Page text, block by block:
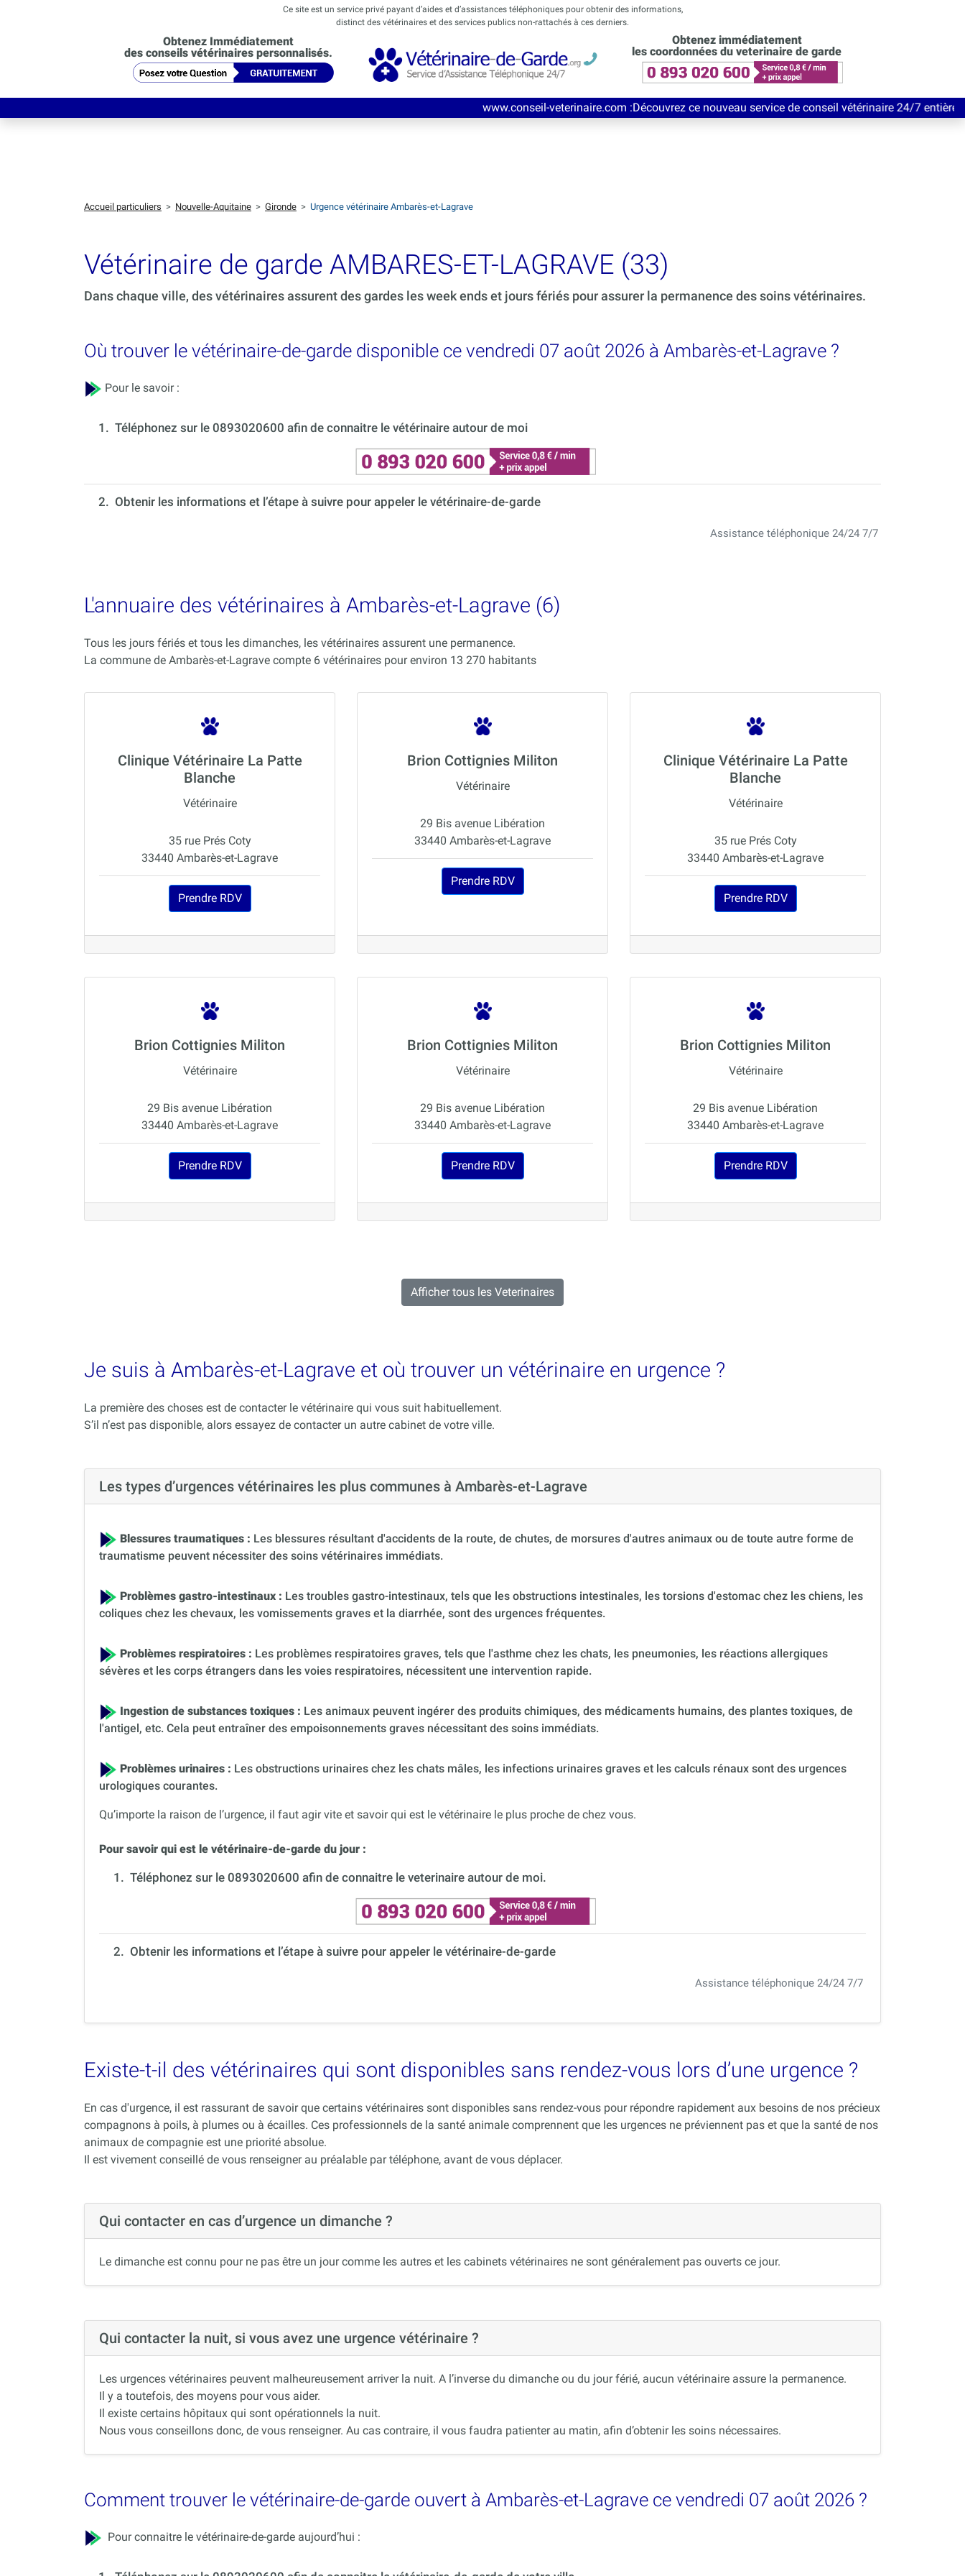
Ce site est un service privé payant d’aides et d’assistances téléphoniques pour obtenir des informations,
distinct des vétérinaires et des services publics non-rattachés à ces derniers.
Obtenez Immédiatement
des conseils vétérinaires personnalisés.
Obtenez immédiatement
les coordonnées du veterinaire de garde
www.conseil-veterinaire.com:Découvrez ce nouveau service de conseil vétérinaire 24/7 entièrement Gratuit
Accueil particuliers > Nouvelle-Aquitaine > Gironde > Urgence vétérinaire Ambarès-et-Lagrave
Vétérinaire de garde AMBARES-ET-LAGRAVE (33)
Dans chaque ville, des vétérinaires assurent des gardes les week ends et jours fériés pour assurer la permanence des soins vétérinaires.
Où trouver le vétérinaire-de-garde disponible ce vendredi 07 août 2026 à Ambarès-et-Lagrave ?
Pour le savoir :
1. Téléphonez sur le 0893020600 afin de connaitre le vétérinaire autour de moi
2. Obtenir les informations et l’étape à suivre pour appeler le vétérinaire-de-garde
Assistance téléphonique 24/24 7/7
L'annuaire des vétérinaires à Ambarès-et-Lagrave (6)
Tous les jours fériés et tous les dimanches, les vétérinaires assurent une permanence.
La commune de Ambarès-et-Lagrave compte 6 vétérinaires pour environ 13 270 habitants
Clinique Vétérinaire La Patte
Blanche
Vétérinaire
35 rue Prés Coty
33440 Ambarès-et-Lagrave
Prendre RDV
Brion Cottignies Militon
Vétérinaire
29 Bis avenue Libération
33440 Ambarès-et-Lagrave
Prendre RDV
Clinique Vétérinaire La Patte
Blanche
Vétérinaire
35 rue Prés Coty
33440 Ambarès-et-Lagrave
Prendre RDV
Brion Cottignies Militon
Vétérinaire
29 Bis avenue Libération
33440 Ambarès-et-Lagrave
Prendre RDV
Brion Cottignies Militon
Vétérinaire
29 Bis avenue Libération
33440 Ambarès-et-Lagrave
Prendre RDV
Brion Cottignies Militon
Vétérinaire
29 Bis avenue Libération
33440 Ambarès-et-Lagrave
Prendre RDV
Afficher tous les Veterinaires
Je suis à Ambarès-et-Lagrave et où trouver un vétérinaire en urgence ?
La première des choses est de contacter le vétérinaire qui vous suit habituellement.
S’il n’est pas disponible, alors essayez de contacter un autre cabinet de votre ville.
Les types d’urgences vétérinaires les plus communes à Ambarès-et-Lagrave
Blessures traumatiques : Les blessures résultant d'accidents de la route, de chutes, de morsures d'autres animaux ou de toute autre forme de
traumatisme peuvent nécessiter des soins vétérinaires immédiats.
Problèmes gastro-intestinaux : Les troubles gastro-intestinaux, tels que les obstructions intestinales, les torsions d'estomac chez les chiens, les
coliques chez les chevaux, les vomissements graves et la diarrhée, sont des urgences fréquentes.
Problèmes respiratoires : Les problèmes respiratoires graves, tels que l'asthme chez les chats, les pneumonies, les réactions allergiques
sévères et les corps étrangers dans les voies respiratoires, nécessitent une intervention rapide.
Ingestion de substances toxiques : Les animaux peuvent ingérer des produits chimiques, des médicaments humains, des plantes toxiques, de
l'antigel, etc. Cela peut entraîner des empoisonnements graves nécessitant des soins immédiats.
Problèmes urinaires : Les obstructions urinaires chez les chats mâles, les infections urinaires graves et les calculs rénaux sont des urgences
urologiques courantes.
Qu’importe la raison de l’urgence, il faut agir vite et savoir qui est le vétérinaire le plus proche de chez vous.
Pour savoir qui est le vétérinaire-de-garde du jour :
1. Téléphonez sur le 0893020600 afin de connaitre le veterinaire autour de moi.
2. Obtenir les informations et l’étape à suivre pour appeler le vétérinaire-de-garde
Assistance téléphonique 24/24 7/7
Existe-t-il des vétérinaires qui sont disponibles sans rendez-vous lors d’une urgence ?
En cas d'urgence, il est rassurant de savoir que certains vétérinaires sont disponibles sans rendez-vous pour répondre rapidement aux besoins de nos précieux
compagnons à poils, à plumes ou à écailles. Ces professionnels de la santé animale comprennent que les urgences ne préviennent pas et que la santé de nos
animaux de compagnie est une priorité absolue.
Il est vivement conseillé de vous renseigner au préalable par téléphone, avant de vous déplacer.
Qui contacter en cas d’urgence un dimanche ?
Le dimanche est connu pour ne pas être un jour comme les autres et les cabinets vétérinaires ne sont généralement pas ouverts ce jour.
Qui contacter la nuit, si vous avez une urgence vétérinaire ?
Les urgences vétérinaires peuvent malheureusement arriver la nuit. A l’inverse du dimanche ou du jour férié, aucun vétérinaire assure la permanence.
Il y a toutefois, des moyens pour vous aider.
Il existe certains hôpitaux qui sont opérationnels la nuit.
Nous vous conseillons donc, de vous renseigner. Au cas contraire, il vous faudra patienter au matin, afin d’obtenir les soins nécessaires.
Comment trouver le vétérinaire-de-garde ouvert à Ambarès-et-Lagrave ce vendredi 07 août 2026 ?
Pour connaitre le vétérinaire-de-garde aujourd’hui :